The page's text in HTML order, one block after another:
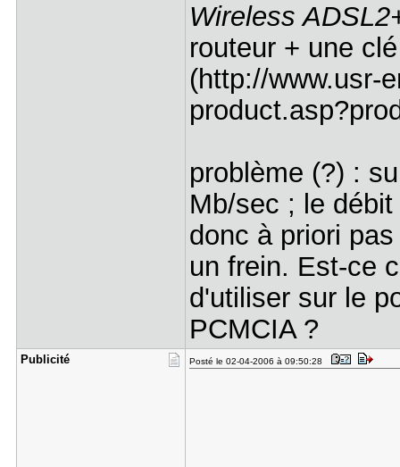
Wireless
routeur + une
(http://www.usr-
problème (?) :
Mb/sec ; le
donc à priori
un frein. Est-ce
d'utiliser sur le
PCMCIA ?
Publicité Posté le 02-04-2006 à 09:50:28